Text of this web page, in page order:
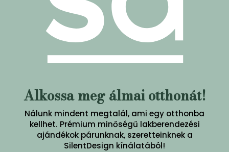
Alkossa meg álmai otthonát!
Nálunk mindent megtalál, ami egy otthonba
kellhet. Prémium minőségű lakberendezési
ajándékok párunknak, szeretteinknek a
SilentDesign kínálatából!